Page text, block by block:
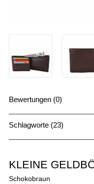
Bewertungen (0)
Schlagworte (23)
KLEINE
Schokobraun